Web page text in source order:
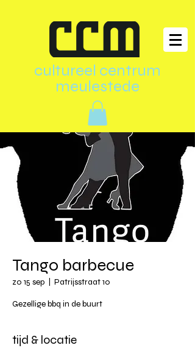
cultureel centrum
meulestede
Tango barbecue
zo 15 sep Patrijsstraat 10
Gezellige bbq in de buurt
tijd & locatie